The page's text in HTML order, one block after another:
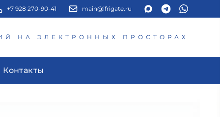
+7 928 270-90-41 main@ifrigate.ru
НА ЭЛЕКТРОННЫХ ПРОСТОРАХ
Контакты